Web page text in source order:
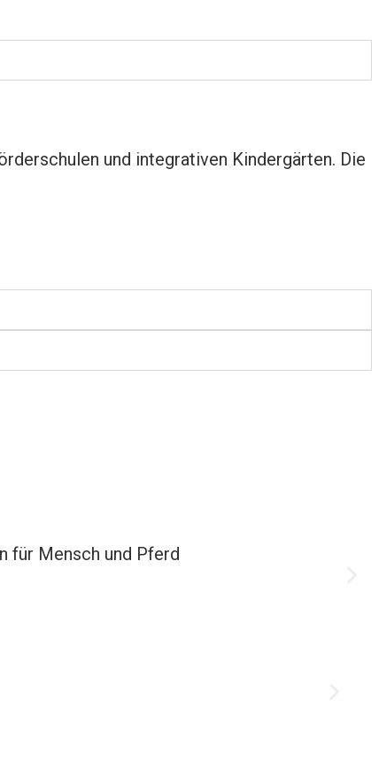
und integrativen Kindergärten. Die
für Mensch und Pferd